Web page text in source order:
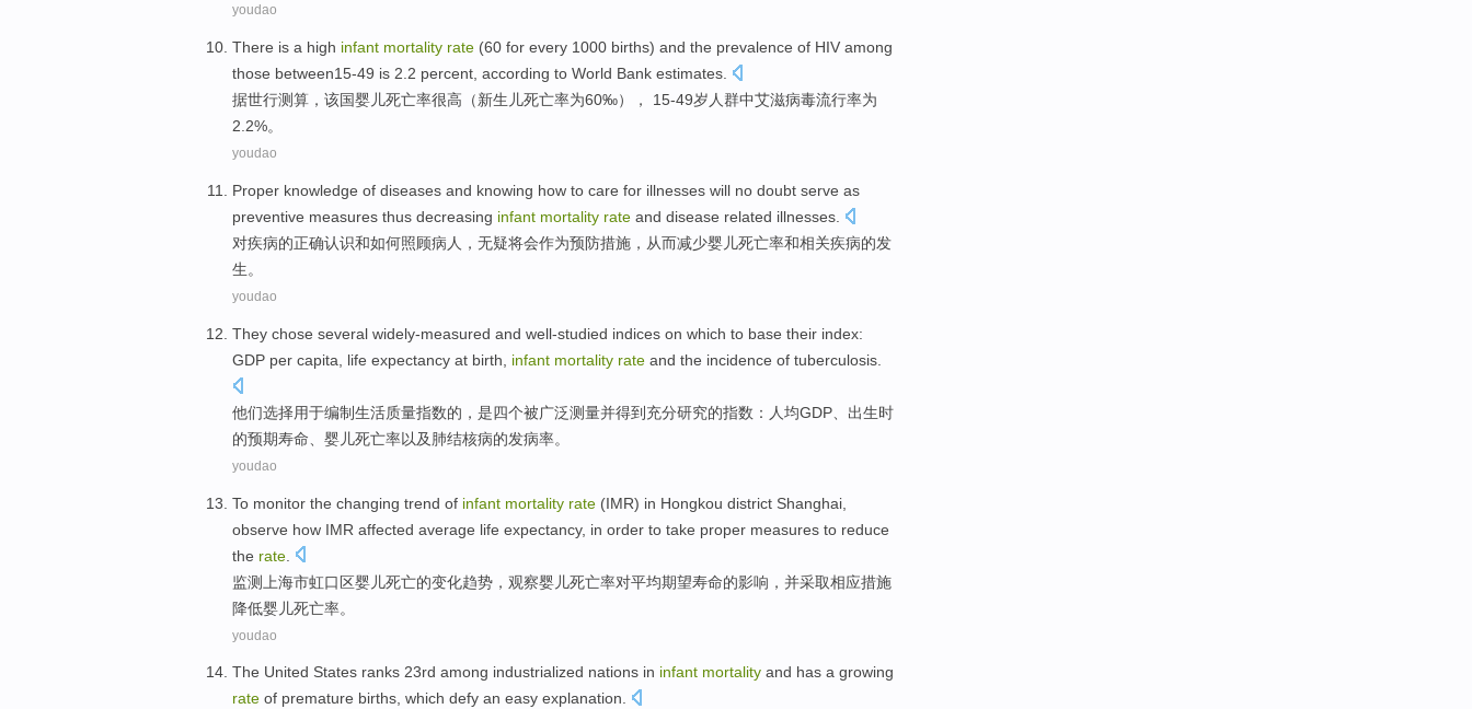
youdao
There is a high infant mortality rate (60 for every 1000 births) and the prevalence of HIV among
those between15-49 is 2.2 percent, according to World Bank estimates
据世行测算，该国婴儿死亡率很高 （新生儿死亡率为60‰）， 15-49岁 人群中艾滋病毒流行率为
2.2%。
youdao
Proper knowledge of diseases and knowing how to care for illnesses will no doubt serve as
preventive measures thus decreasing infant mortality rate and disease related illnesses
对疾病的正确认识和如何照顾病人 ，无疑将会作为预防措施 ， 从而减少婴儿死亡率和相关疾病的发
生。
youdao
They chose several widely-measured and well-studied indices on which to base their index:
GDP per capita life expectancy at birth infant mortality rate and the incidence of tuberculosis
他们选择用于编制生活质量指数的 ，是四个被广泛测量并得到充分研究的指数 ： 人均GDP 出生时
的预期寿命、 婴儿死亡率以及 肺结核病的发病率。
youdao
To monitor the changing trend of infant mortality rate (IMR) in Hongkou district Shanghai
observe how IMR affected average life expectancy, in order to take proper measures to reduce
the rate
监测 上海市虹口区婴儿死亡的变化趋势 ， 观察婴儿死亡率对平均期望寿命的影响 ，并采取相应措施
降低婴儿死亡率。
youdao
The United States ranks 23rd among industrialized nations in infant mortality and has a growing
rate of premature births, which defy an easy explanation.